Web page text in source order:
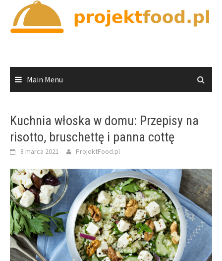
content
Main Menu
Kuchnia włoska w domu: Przepisy na
risotto, bruschettę i panna cottę
8 marca 2021 ProjektFood.pl